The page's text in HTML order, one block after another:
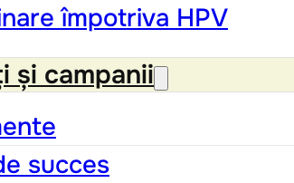
împotriva HPV
și campanii
succes